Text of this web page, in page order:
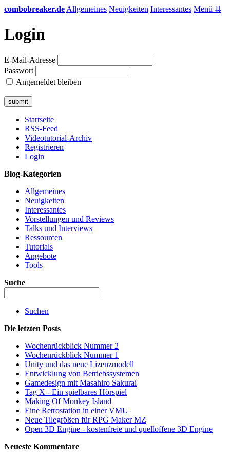
combobreaker.de Allgemeines Neuigkeiten Interessantes Menü ⇊
Login
E-Mail-Adresse
Passwort
Angemeldet bleiben
Startseite
RSS-Feed
Videotutorial-Archiv
Registrieren
Login
Blog-Kategorien
Allgemeines
Neuigkeiten
Interessantes
Vorstellungen und Reviews
Talks und Interviews
Ressourcen
Tutorials
Angebote
Tools
Suche
Suchen
Die letzten Posts
Wochenrückblick Nummer 2
Wochenrückblick Nummer 1
Unity und das neue Lizenzmodell
Entwicklung von Betriebssystemen
Gamedesign mit Masahiro Sakurai
Tag X - Ein spielbares Hörspiel
Making Of Monkey Island
Eine Retrostation in einer VMU
Neue Tilegrößen für RPG Maker MZ
Open 3D Engine - kostenfreie und quelloffene 3D Engine
Neueste Kommentare